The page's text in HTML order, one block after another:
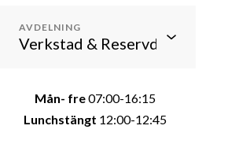
AVDELNING
Mån- fre07:00-16:15
Lunchstängt 12:00-12:45